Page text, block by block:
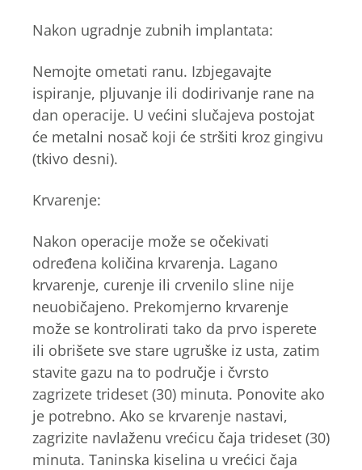
Nakon ugradnje zubnih implantata:
Nemojte ometati ranu. Izbjegavajte
ispiranje, pljuvanje ili dodirivanje rane na
dan operacije. U većini slučajeva postojat
će metalni nosač koji će stršiti kroz gingivu
(tkivo desni).
Krvarenje:
Nakon operacije može se očekivati ​​
određena količina krvarenja. Lagano
krvarenje, curenje ili crvenilo sline nije
neuobičajeno. Prekomjerno krvarenje
može se kontrolirati tako da prvo isperete
ili obrišete sve stare ugruške iz usta, zatim
stavite gazu na to područje i čvrsto
zagrizete trideset (30) minuta. Ponovite ako
je potrebno. Ako se krvarenje nastavi,
zagrizite navlaženu vrećicu čaja trideset (30)
minuta. Taninska kiselina u vrećici čaja